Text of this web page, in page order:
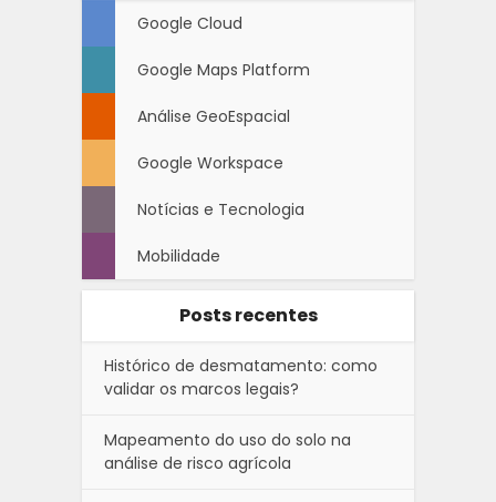
Google Cloud
Google Maps Platform
Análise GeoEspacial
Google Workspace
Notícias e Tecnologia
Mobilidade
Posts recentes
Histórico de desmatamento: como
validar os marcos legais?
Mapeamento do uso do solo na
análise de risco agrícola